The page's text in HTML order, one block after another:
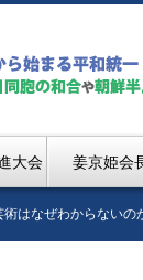
大会 姜京姫会
術はなぜわからないの